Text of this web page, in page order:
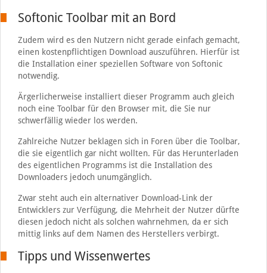
Softonic Toolbar mit an Bord
Zudem wird es den Nutzern nicht gerade einfach gemacht,
einen kostenpflichtigen Download auszuführen. Hierfür ist
die Installation einer speziellen Software von Softonic
notwendig.
Ärgerlicherweise installiert dieser Programm auch gleich
noch eine Toolbar für den Browser mit, die Sie nur
schwerfällig wieder los werden.
Zahlreiche Nutzer beklagen sich in Foren über die Toolbar,
die sie eigentlich gar nicht wollten. Für das Herunterladen
des eigentlichen Programms ist die Installation des
Downloaders jedoch unumgänglich.
Zwar steht auch ein alternativer Download-Link der
Entwicklers zur Verfügung, die Mehrheit der Nutzer dürfte
diesen jedoch nicht als solchen wahrnehmen, da er sich
mittig links auf dem Namen des Herstellers verbirgt.
Tipps und Wissenwertes